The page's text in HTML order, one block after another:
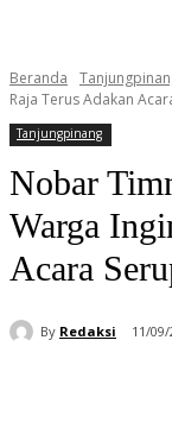
Beranda
Raja Terus Adakan
Tanjungpinang
Nobar
Warga
Acara
By Redaksi 11/